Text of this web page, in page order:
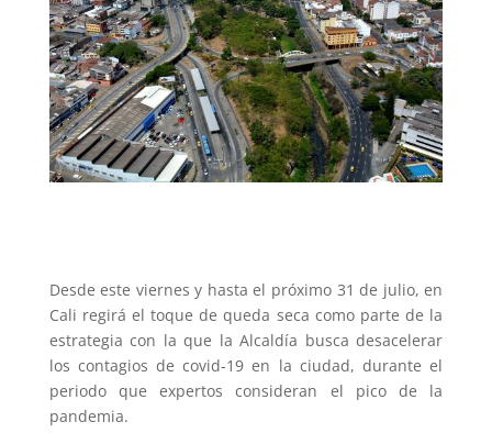
Desde este viernes y hasta el próximo 31 de julio, en
Cali regirá el toque de queda seca como parte de la
estrategia con la que la Alcaldía busca desacelerar
los contagios de covid-19 en la ciudad, durante el
periodo que expertos consideran el pico de la
pandemia.